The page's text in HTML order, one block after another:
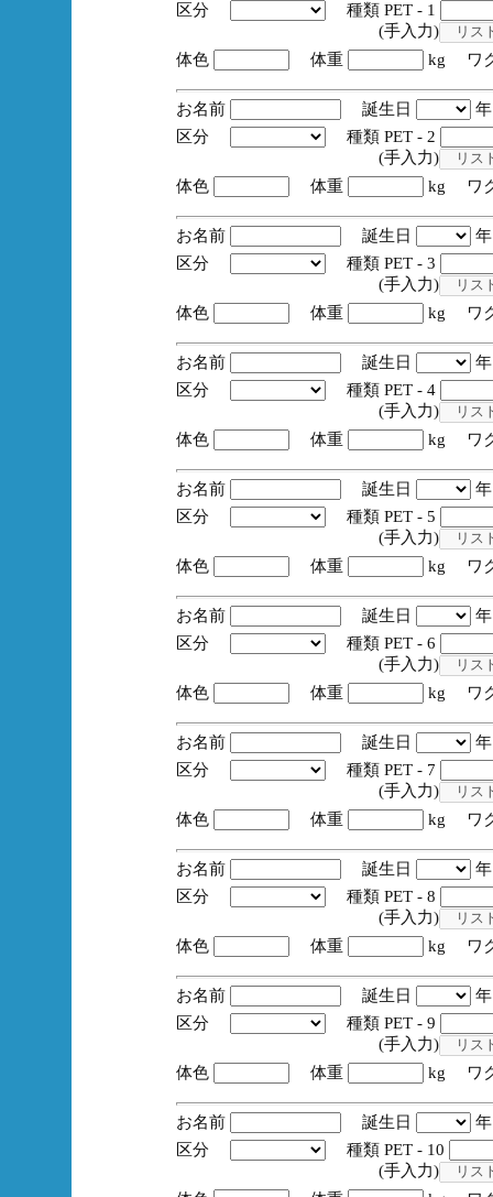
区分
種類 PET - 1
(手入力)
体色
体重 kg ワ
お名前 誕生日
区分
種類 PET - 2
(手入力)
体色
体重 kg ワ
お名前 誕生日
区分
種類 PET - 3
(手入力)
体色
体重 kg ワ
お名前 誕生日
区分
種類 PET - 4
(手入力)
体色
体重 kg ワ
お名前 誕生日
区分
種類 PET - 5
(手入力)
体色
体重 kg ワ
お名前 誕生日
区分
種類 PET - 6
(手入力)
体色
体重 kg ワ
お名前 誕生日
区分
種類 PET - 7
(手入力)
体色
体重 kg ワ
お名前 誕生日
区分
種類 PET - 8
(手入力)
体色
体重 kg ワ
お名前 誕生日
区分
種類 PET - 9
(手入力)
体色
体重 kg ワ
お名前 誕生日
区分
種類 PET - 10
(手入力)